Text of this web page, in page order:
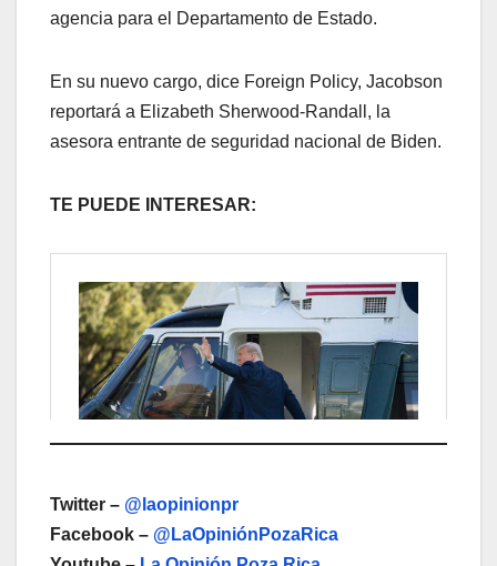
agencia para el Departamento de Estado.
En su nuevo cargo, dice Foreign Policy, Jacobson
reportará a Elizabeth Sherwood-Randall, la
asesora entrante de seguridad nacional de Biden.
TE PUEDE INTERESAR:
Twitter – @laopinionpr
Facebook – @LaOpiniónPozaRica